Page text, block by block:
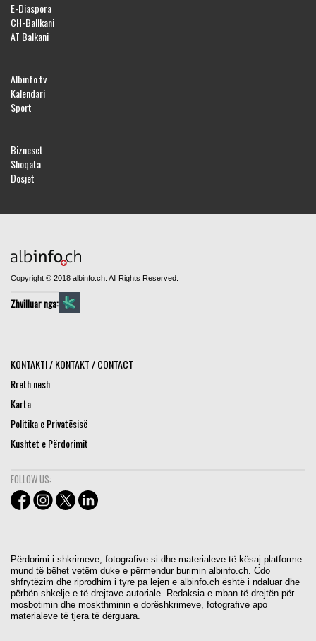
E-Diaspora
CH-Ballkani
AT Balkani
Albinfo.tv
Kalendari
Sport
Bizneset
Shoqata
Dosjet
Copyright © 2018 albinfo.ch. All Rights Reserved.
Zhvilluar nga:
KONTAKTI / KONTAKT / CONTACT
Rreth nesh
Karta
Politika e Privatësisë
Kushtet e Përdorimit
FOLLOW US:
Përdorimi i shkrimeve, fotografive si dhe materialeve të kësaj platforme
mund të bëhet vetëm duke e përmendur burimin albinfo.ch. Cdo
shfrytëzim dhe riprodhim i tyre pa lejen e albinfo.ch është i ndaluar dhe
përbën shkelje e të drejtave autoriale. Redaksia e mban të drejtën për
mosbotimin dhe moskthminin e dorëshkrimeve, fotografive apo
materialeve të tjera të dërguara.